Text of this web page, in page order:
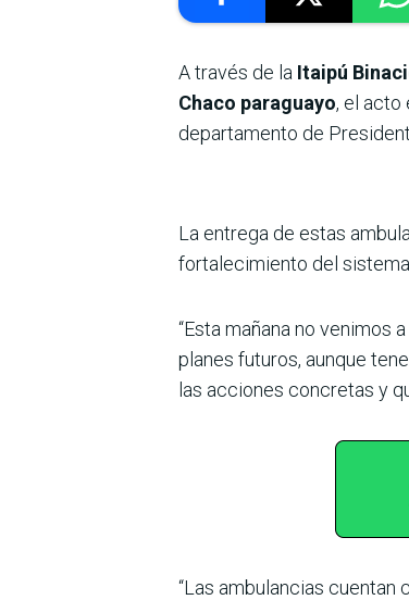
A través de la Itaipú
Chaco paraguayo, el acto
departamento de
La entrega de estas
fortalecimiento del
“Esta mañana no venimos
planes futuros, aunque
las acciones concretas y
“Las ambulancias cuentan